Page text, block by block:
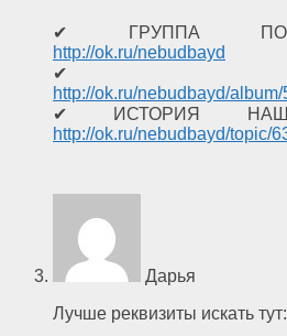
✔ ГРУППА
http://ok.ru/nebudbayd
✔
http://ok.ru/nebudbayd/
✔ ИСТОРИЯ
http://ok.ru/nebudbayd/topic/
Дарья
Лучше реквизиты искать тут: